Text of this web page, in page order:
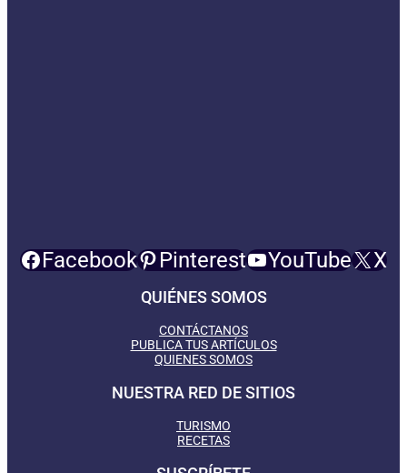
Facebook Pinterest YouTube X
QUIÉNES SOMOS
CONTÁCTANOS
PUBLICA TUS ARTÍCULOS
QUIENES SOMOS
NUESTRA RED DE SITIOS
TURISMO
RECETAS